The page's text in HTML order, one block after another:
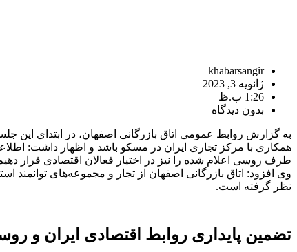
khabarsangir
ژانویه 3, 2023
1:26 ب.ظ
بدون دیدگاه
به گزارش روابط عمومی اتاق بازرگانی اصفهان، در ابتدای این
طرف روسی اعلام شده را نیز در اختیار فعالان اقتصادی قرار
وی افزود: اتاق بازرگانی اصفهان از تجار و مجموعه‌های
نظر گرفته است.
تضمین پایداری روابط اقتصادی ایران و